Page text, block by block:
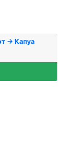
→ Капуа